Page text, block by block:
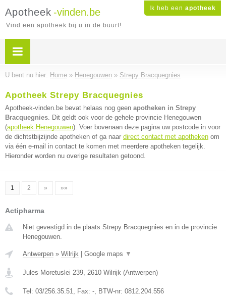
Ik heb een apotheek
Apotheek -vinden.be
Vind een apotheek bij u in de buurt!
U bent nu hier: Home » Henegouwen » Strepy Bracquegnies
Apotheek Strepy Bracquegnies
Apotheek-vinden.be bevat helaas nog geen apotheken in Strepy
Bracquegnies. Dit geldt ook voor de gehele provincie Henegouwen
(apotheek Henegouwen). Voer bovenaan deze pagina uw postcode in voor
de dichtstbijzijnde apotheken of ga naar direct contact met apotheken om
via één e-mail in contact te komen met meerdere apotheken tegelijk.
Hieronder worden nu overige resultaten getoond.
1 2 » »»
Actipharma
Niet gevestigd in de plaats Strepy Bracquegnies en in de provincie
Henegouwen.
Antwerpen » Wilrijk Google maps ▼
Jules Moretuslei 239, 2610 Wilrijk (Antwerpen)
Tel: 03/256.35.51, Fax: -, BTW-nr: 0812.204.556